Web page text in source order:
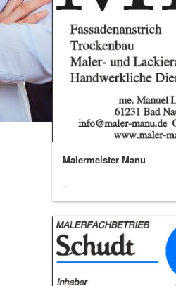
Malermeister Manu
...